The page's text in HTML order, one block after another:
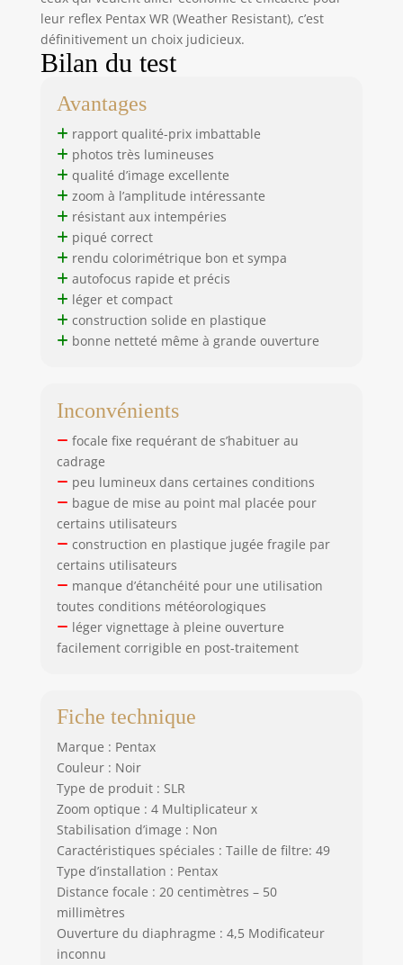
leur reflex Pentax WR (Weather Resistant), c’est
définitivement un choix judicieux.
Bilan du test
Avantages
rapport qualité-prix imbattable
photos très lumineuses
qualité d’image excellente
zoom à l’amplitude intéressante
résistant aux intempéries
piqué correct
rendu colorimétrique bon et sympa
autofocus rapide et précis
léger et compact
construction solide en plastique
bonne netteté même à grande ouverture
Inconvénients
focale fixe requérant de s’habituer au
cadrage
peu lumineux dans certaines conditions
bague de mise au point mal placée pour
certains utilisateurs
construction en plastique jugée fragile par
certains utilisateurs
manque d’étanchéité pour une utilisation
toutes conditions météorologiques
léger vignettage à pleine ouverture
facilement corrigible en post-traitement
Fiche technique
Marque : Pentax
Couleur : Noir
Type de produit : SLR
Zoom optique : 4 Multiplicateur x
Stabilisation d’image : Non
Caractéristiques spéciales : Taille de filtre: 49
Type d’installation : Pentax
Distance focale : 20 centimètres – 50
millimètres
Ouverture du diaphragme : 4,5 Modificateur
inconnu